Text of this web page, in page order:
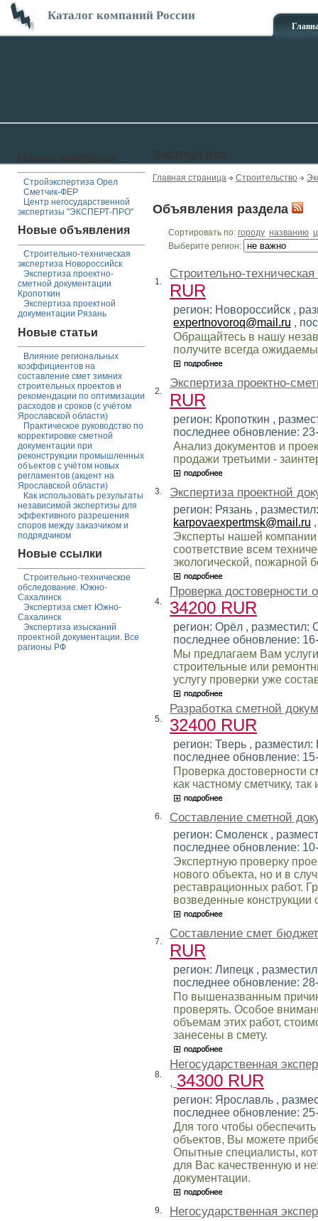
Каталог компаний России
Стройэкспертиза Орел
Сметчик-ФЕР
Центр негосударственной
экспертизы "ЭКСПЕРТ-ПРО"
Новые объявления
Строительно-техническая
экспертиза Новороссийск
Экспертиза проектно-
сметной документации
Кропоткин
Экспертиза проектной
документации Рязань
Новые статьи
Влияние региональных
коэффициентов на
составление смет зимних
строительных проектов и
рекомендации по оптимизации
расходов и сроков (с учётом
Ярославской области)
Практическое руководство по
корректировке сметной
документации при
реконструкции промышленных
объектов с учётом новых
регламентов (акцент на
Ярославской области)
Как использовать результаты
независимой экспертизы для
эффективного разрешения
споров между заказчиком и
подрядчиком
Новые ссылки
Строительно-техническое
обследование. Южно-
Сахалинск
Экспертиза смет Южно-
Сахалинск
Экспертиза изысканий
проектной документации. Все
рагионы РФ
Главная страница Строительство
Объявления раздела
Сортировать по: городу названию
Выберите регион:
1.
Строительно-
RUR
регион: Новороссийск ,
expertnovoroq@mail.ru ,
Обращайтесь в нашу
получите всегда
2.
Экспертиза проектно-
RUR
регион: Кропоткин ,
последнее обновление:
Анализ документов и
продажи третьими -
3. Экспертиза проектной
регион: Рязань ,
karpovaexpertmsk@mail.ru
Эксперты нашей
соответствие всем
экологической, пожарной
4.
Проверка достоверности
34200 RUR
регион: Орёл ,
последнее обновление:
Мы предлагаем Вам
строительные или
услугу проверки уже
5.
Разработка сметной
32400 RUR
регион: Тверь ,
последнее обновление:
Проверка достоверности
как частному сметчику,
6. Составление сметной
регион: Смоленск ,
последнее обновление:
Экспертную проверку
нового объекта, но и в
реставрационных работ.
возведенные конструкции
7.
Составление смет
RUR
регион: Липецк ,
последнее обновление:
По вышеназванным
проверять. Особое
объемам этих работ,
занесены в смету.
8.
Негосударственная
, 34300 RUR
регион: Ярославль ,
последнее обновление:
Для того чтобы
объектов, Вы можете
Опытные специалисты,
для Вас качественную и
документации.
9. Негосударственная